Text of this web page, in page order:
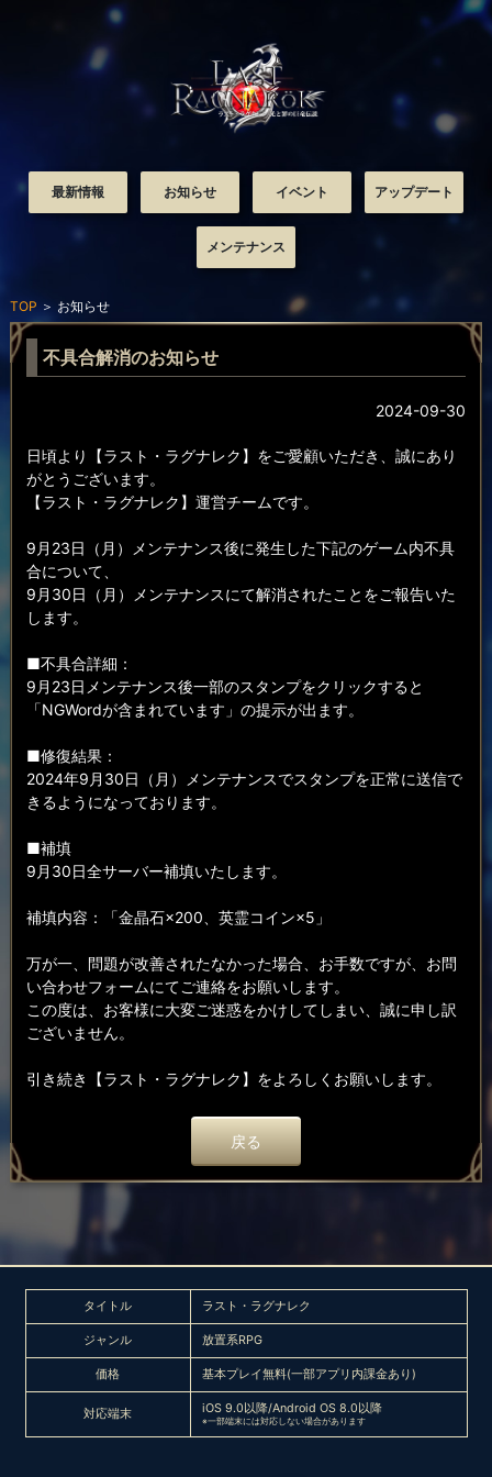
最新情報 お知らせ イベント アップデート
メンテナンス
TOP ＞ お知らせ
不具合解消のお知らせ
2024-09-30
日頃より【ラスト・ラグナレク】をご愛顧いただき、誠にあり
がとうございます。
【ラスト・ラグナレク】運営チームです。
9月23日（月）メンテナンス後に発生した下記のゲーム内不具
合について、
9月30日（月）メンテナンスにて解消されたことをご報告いた
します。
■不具合詳細：
9月23日メンテナンス後一部のスタンプをクリックすると
「NGWordが含まれています」の提示が出ます。
■修復結果：
2024年9月30日（月）メンテナンスでスタンプを正常に送信で
きるようになっております。
■補填
9月30日全サーバー補填いたします。
補填内容：「金晶石×200、英霊コイン×5」
万が一、問題が改善されたなかった場合、お手数ですが、お問
い合わせフォームにてご連絡をお願いします。
この度は、お客様に大変ご迷惑をかけしてしまい、誠に申し訳
ございません。
引き続き【ラスト・ラグナレク】をよろしくお願いします。
戻る
タイトル ラスト・ラグナレク
ジャンル 放置系RPG
価格 基本プレイ無料(一部アプリ内課金あり)
対応端末 iOS 9.0以降/Android OS 8.0以降
※一部端末には対応しない場合があります